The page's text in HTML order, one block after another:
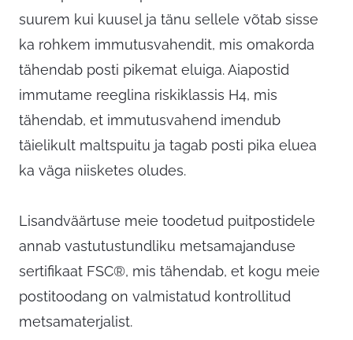
suurem kui kuusel ja tänu sellele võtab sisse
ka rohkem immutusvahendit, mis omakorda
tähendab posti pikemat eluiga. Aiapostid
immutame reeglina riskiklassis H4, mis
tähendab, et immutusvahend imendub
täielikult maltspuitu ja tagab posti pika eluea
ka väga niisketes oludes.
Lisandväärtuse meie toodetud puitpostidele
annab vastutustundliku metsamajanduse
sertifikaat FSC®, mis tähendab, et kogu meie
postitoodang on valmistatud kontrollitud
metsamaterjalist.